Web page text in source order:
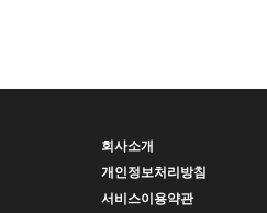
회사소개
개인정보처리방침
서비스이용약관